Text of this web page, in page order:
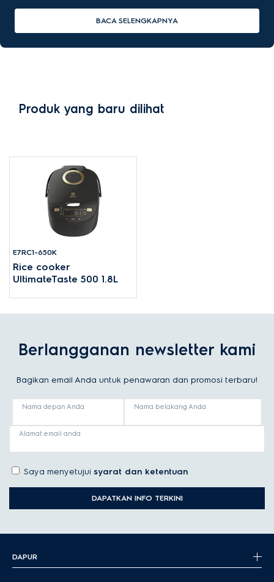
BACA SELENGKAPNYA
Produk yang baru dilihat
E7RC1-650K
Rice cooker
UltimateTaste 500 1.8L
Berlangganan newsletter kami
Bagikan email Anda untuk penawaran dan promosi terbaru!
Nama depan Anda Nama belakang Anda
Alamat email anda
Saya menyetujui syarat dan ketentuan
DAPATKAN INFO TERKINI
DAPUR